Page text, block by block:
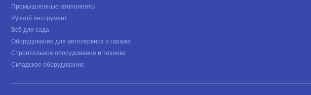
Промышленные компоненты
Ручной инструмент
Всё для сада
Оборудование для автосервиса и гаража
Строительное оборудование и техника
Складское оборудование